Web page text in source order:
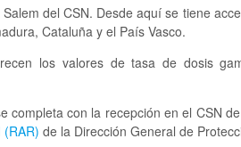
del CSN. Desde aquí se tiene
Cataluña y el País Vasco.
los valores de tasa de dosis
completa con la recepción en el CSN
de la Dirección General de